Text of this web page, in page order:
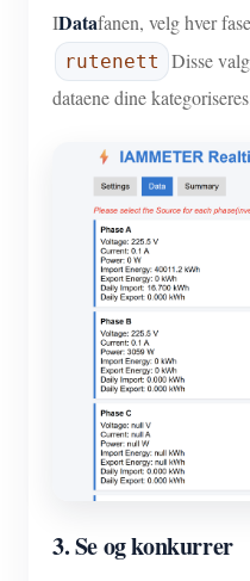
IDatafanen, velg hver
rutenett
Disse
dataene dine
3. Se og konkurrer